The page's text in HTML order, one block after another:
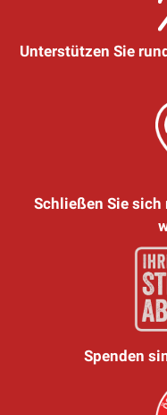
Unterstützen Sie
Schließen Sie sich
Spenden